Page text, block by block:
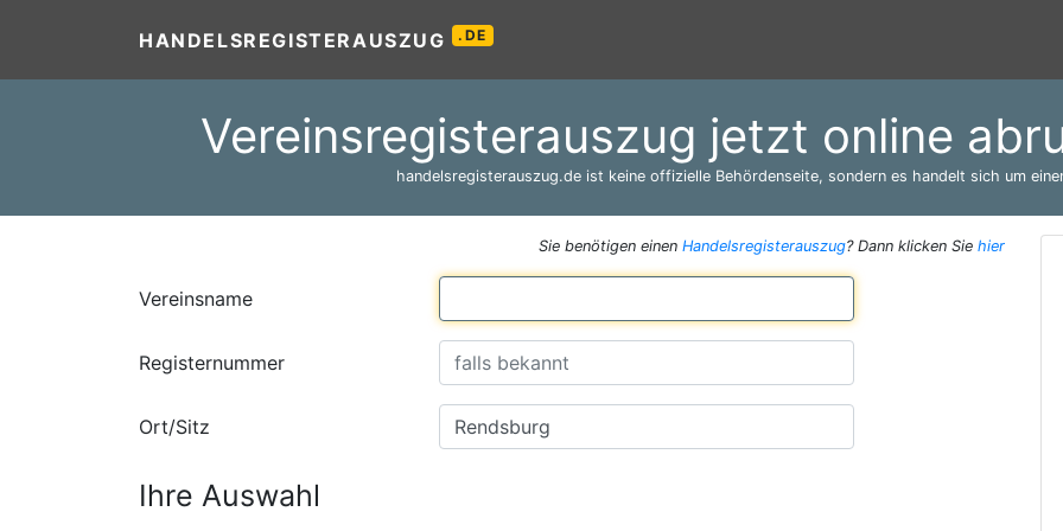
HANDELSREGISTERAUSZUG .DE
Vereinsregisterauszug jetzt online
handelsregisterauszug.de ist keine offizielle Behördenseite, sondern es handelt sich um
Sie benötigen einen Handelsregisterauszug? Dann klicken Sie hier
Vereinsname
Registernummer
Ort/Sitz
Ihre Auswahl